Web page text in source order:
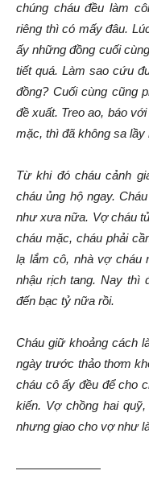
chúng cháu đều làm
riêng thì có mấy đâu.
ấy những đồng cuối
tiết quá. Làm sao cứu
đồng? Cuối cùng cũng
đề xuất. Treo ao, báo
mặc, thì đã không sa lầy
Từ khi đó cháu cảnh
cháu ủng hộ ngay.
như xưa nữa. Vợ cháu
cháu mặc, cháu phải
lạ lắm cô, nhà vợ cháu
nhậu rịch tang. Nay thì
đến bạc tỷ nữa rồi.
Cháu giữ khoảng cách
ngày trước thảo thơm
cháu cô ấy đều để cho
kiến. Vợ chồng hai
nhưng giao cho vợ như
———————